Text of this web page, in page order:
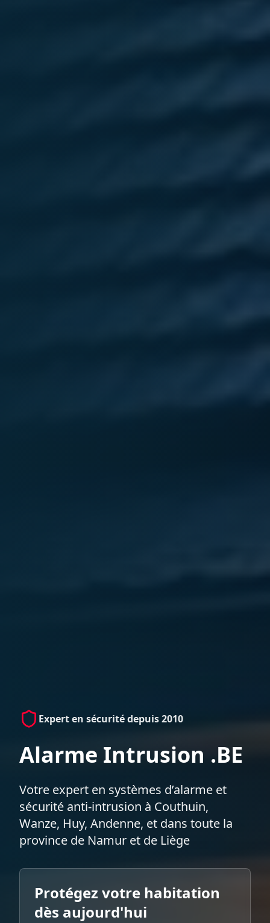
Expert en sécurité depuis 2010
Alarme Intrusion .BE
Votre expert en systèmes d’alarme et
sécurité anti-intrusion à Couthuin,
Wanze, Huy, Andenne, et dans toute la
province de Namur et de Liège
Protégez votre habitation
dès aujourd'hui